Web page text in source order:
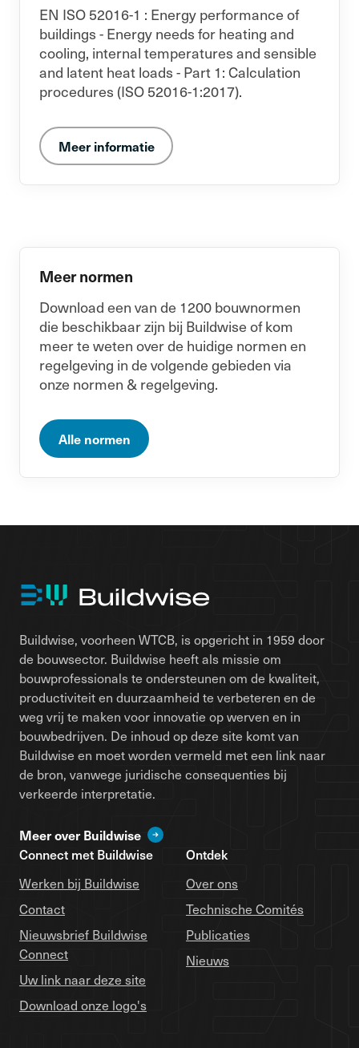
EN ISO 52016-1 : Energy performance of
buildings - Energy needs for heating and
cooling, internal temperatures and sensible
and latent heat loads - Part 1: Calculation
procedures (ISO 52016-1:2017).
Meer informatie
Meer normen
Download een van de 1200 bouwnormen
die beschikbaar zijn bij Buildwise of kom
meer te weten over de huidige normen en
regelgeving in de volgende gebieden via
onze normen & regelgeving.
Alle normen
Buildwise, voorheen WTCB, is opgericht in 1959 door
de bouwsector. Buildwise heeft als missie om
bouwprofessionals te ondersteunen om de kwaliteit,
productiviteit en duurzaamheid te verbeteren en de
weg vrij te maken voor innovatie op werven en in
bouwbedrijven. De inhoud op deze site komt van
Buildwise en moet worden vermeld met een link naar
de bron, vanwege juridische consequenties bij
verkeerde interpretatie.
Meer over Buildwise
Connect met Buildwise
Werken bij Buildwise
Contact
Nieuwsbrief Buildwise
Connect
Uw link naar deze site
Download onze logo's
Ontdek
Over ons
Technische Comités
Publicaties
Nieuws